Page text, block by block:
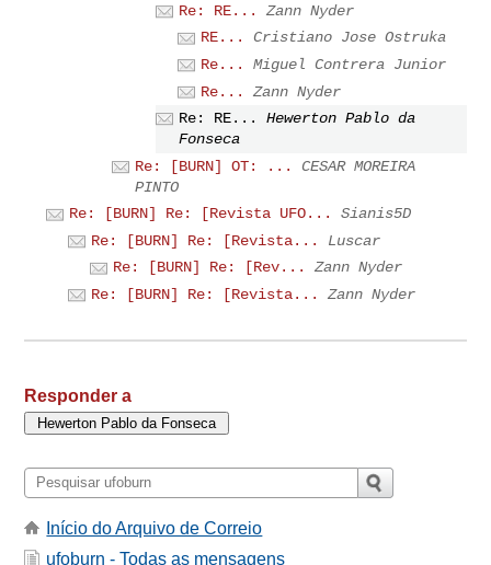
Re: RE...
Zann Nyder
RE...
Cristiano Jose Ostruka
Re...
Miguel Contrera Junior
Re...
Zann Nyder
Re: RE...
Hewerton Pablo da
Fonseca
Re: [BURN] OT: ...
CESAR MOREIRA
PINTO
Re: [BURN] Re: [Revista UFO...
Sianis5D
Re: [BURN] Re: [Revista...
Luscar
Re: [BURN] Re: [Rev...
Zann Nyder
Re: [BURN] Re: [Revista...
Zann Nyder
Responder a
Início do Arquivo de Correio
ufoburn - Todas as mensagens